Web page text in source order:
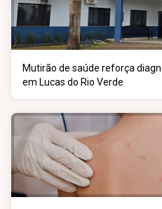
Mutirão de saúde reforça
em Lucas do Rio Verde